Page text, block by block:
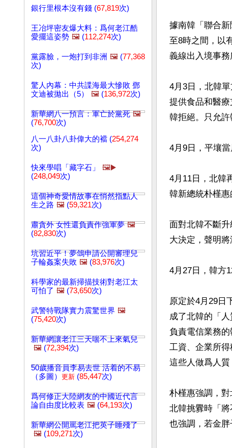
銀行里根本沒有錢 (67,819次)
王冶坪密友爆大料：爲何老江酷
愛擺這姿勢 🖼️ (112,274次)
黨露臉，一炮打到非洲 🖼️ (77,368
次)
驚人內幕：中共諜海最大慘敗 鄧
文迪被拋出（5）
🖼️ (136,972次)
新華網八一預言：軍亡於黨死 🖼️
(76,700次)
八一八卦八卦偉大的襠 (254,274
次)
快來學唱「藏字石」
🖼️▶️
(248,049次)
這個神奇愛情故事在悄然指點人
生之路 🖼️ (59,321次)
肅貪外 女性還負責作強軍夢 🖼️
(82,830次)
坑習近平！夢鴿申請公開審理兒
子輪姦案失敗 🖼️ (83,976次)
科學家的最新掃描技術對老江太
可怕了 🖼️ (73,650次)
武警特戰隊實力震驚世界 🖼️
(75,420次)
新華網讓老江三天喘不上來氣兒
🖼️ (72,394次)
50歲播音員李易去世 活着的不易
（多圖） 更新 (85,447次)
爲何修正大陸網友的中國近代言
論自由度比較表 🖼️ (64,193次)
新華網公開罵老江把英子睡殘了
🖼️ (109,271次)
據南韓「聯合
至8時之間，以
義線出入境事務
4月3日，北韓
提供食品和醫
韓拒絕。只允許
4月9日，平壤
4月11日，北韓
韓新總統朴槿惠
面對北韓不斷
大決定，聲明將
4月27日，韓方
原定於4月29日
成了北韓的「
負責電信業務
工資、企業所
這些人做爲人質
朴槿惠強調，
北韓挑釁時「
也強調，若金胖